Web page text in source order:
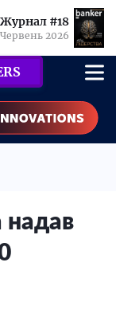
Журнал #18
Червень 2026
надав